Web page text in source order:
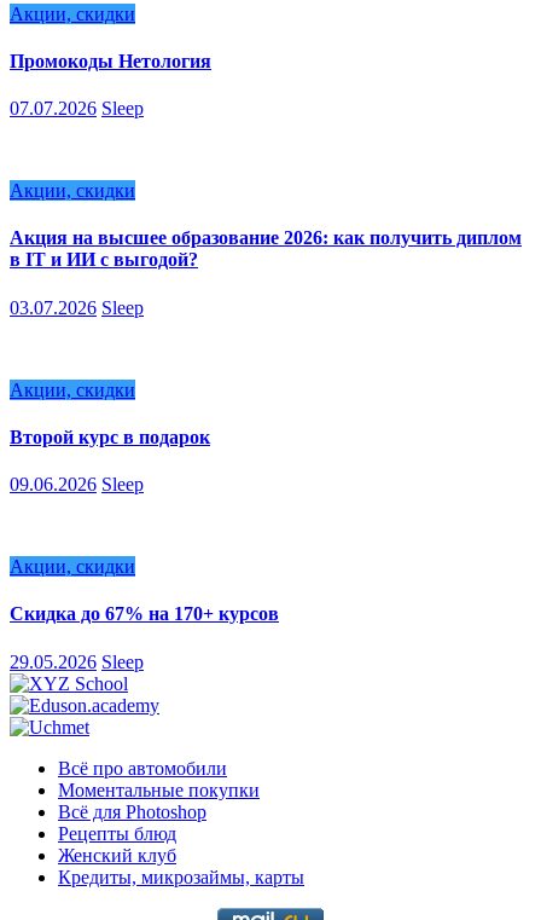
Акции, скидки
Промокоды Нетология
07.07.2026 Sleep
Акции, скидки
Акция на высшее образование 2026: как получить диплом
в IT и ИИ с выгодой?
03.07.2026 Sleep
Акции, скидки
Второй курс в подарок
09.06.2026 Sleep
Акции, скидки
Скидка до 67% на 170+ курсов
29.05.2026 Sleep
Всё про автомобили
Моментальные покупки
Всё для Photoshop
Рецепты блюд
Женский клуб
Кредиты, микрозаймы, карты